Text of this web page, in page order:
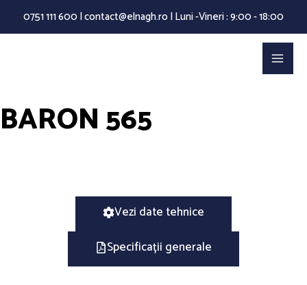
0751 111 600 | contact@elnagh.ro | Luni -Vineri : 9:00 - 18:00
Main
BARON 565
Vezi date tehnice
Specificații generale